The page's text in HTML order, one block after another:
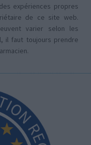
expériences propres
de ce site web.
varier selon les
il faut toujours prendre